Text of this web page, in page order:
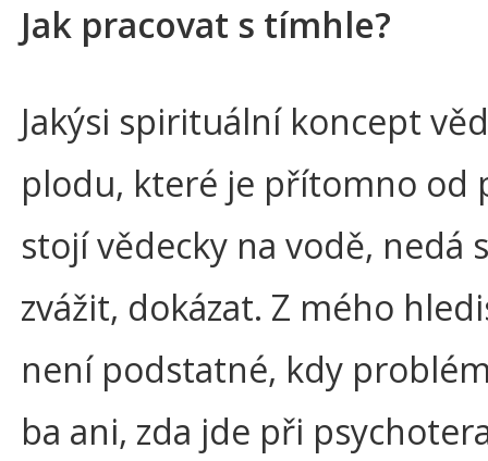
Jak pracovat s tímhle?
Jakýsi spirituální koncept
plodu, které je přítomno od
stojí vědecky na vodě, nedá
zvážit, dokázat. Z mého
není podstatné, kdy
ba ani, zda jde při